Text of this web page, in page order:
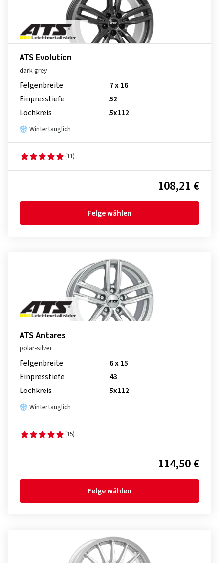
ATS Evolution
dark grey
Felgenbreite
7 x 16
Einpresstiefe
52
Lochkreis
5x112
Wintertauglich
(11)
108,21 €
Felge wählen
ATS Antares
polar-silver
Felgenbreite
6 x 15
Einpresstiefe
43
Lochkreis
5x112
Wintertauglich
(15)
114,50 €
Felge wählen